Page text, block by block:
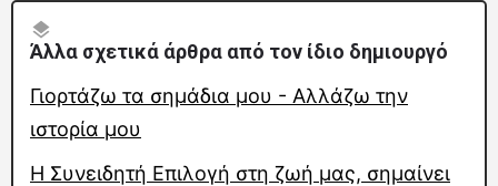
Άλλα σχετικά άρθρα από τον ίδιο δημιουργό
Γιορτάζω τα σημάδια μου - Αλλάζω την
ιστορία μου
Η Συνειδητή Επιλογή στη ζωή μας, σημαίνει